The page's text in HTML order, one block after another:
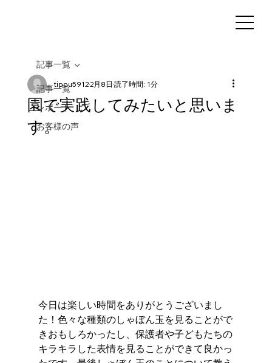
記事一覧
レポート
お客様の声
記事一覧
園で実践してみたいと思いま
す。
tippu59122月8日 読了時間: 1分
今日は楽しい時間をありがとうございまし
た！色々な種類のしゃぼん玉を見ることがで
きおもしろかったし、保護者や子どもたちの
キラキラした表情を見ることができて良かっ